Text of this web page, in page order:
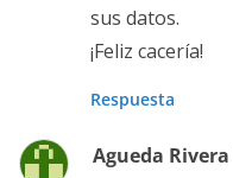
sus datos.
¡Feliz cacería!
Respuesta
Agueda